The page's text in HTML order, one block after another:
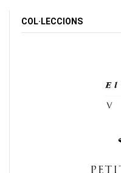
COL·LECCIONS